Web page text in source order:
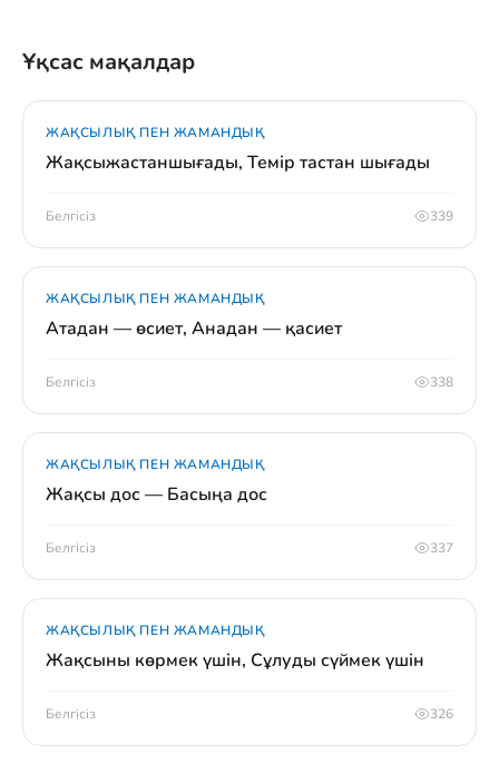
Ұқсас мақалдар
ЖАҚСЫЛЫҚ ПЕН ЖАМАНДЫҚ
Жақсыжастаншығады, Темір тастан шығады
Белгісіз 339
ЖАҚСЫЛЫҚ ПЕН ЖАМАНДЫҚ
Атадан — өсиет, Анадан — қасиет
Белгісіз 338
ЖАҚСЫЛЫҚ ПЕН ЖАМАНДЫҚ
Жақсы дос — Басыңа дос
Белгісіз 337
ЖАҚСЫЛЫҚ ПЕН ЖАМАНДЫҚ
Жақсыны көрмек үшін, Сұлуды сүймек үшін
Белгісіз 326